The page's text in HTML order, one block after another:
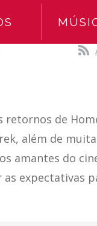
retornos de
além de
amantes do
expectativas